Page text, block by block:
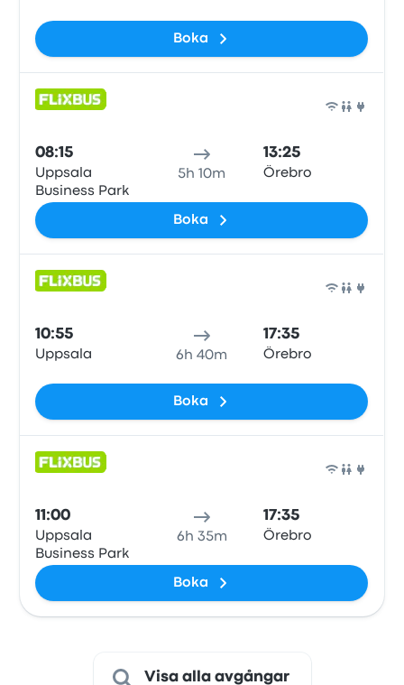
Boka
08:15
Uppsala
Business Park
5h 10m
13:25
Örebro
Boka
10:55
Uppsala 6h 40m
17:35
Örebro
Boka
11:00
Uppsala
Business Park
6h 35m
17:35
Örebro
Boka
Visa alla avgångar